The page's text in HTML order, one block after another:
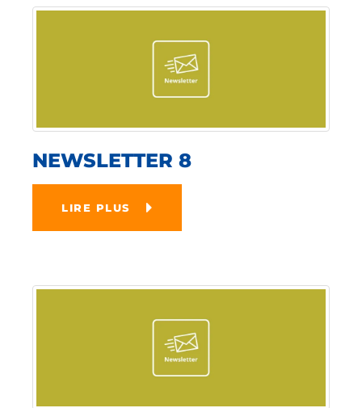
NEWSLETTER 8
LIRE PLUS